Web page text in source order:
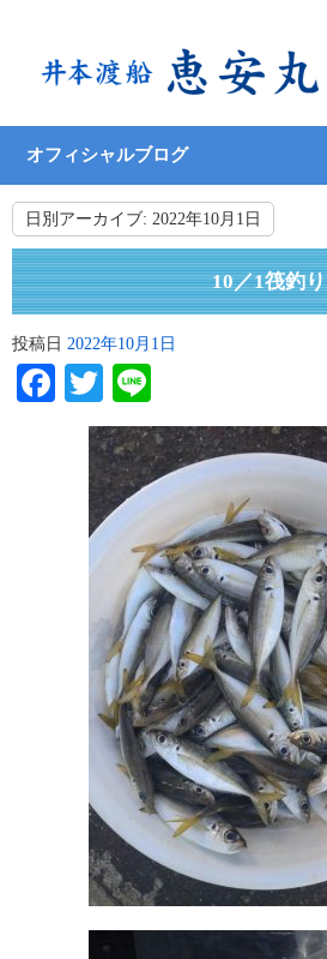
オフィシャルブログ
日別アーカイブ: 2022年10月1日
10／1筏釣り
投稿日 2022年10月1日
Facebook
Twitter